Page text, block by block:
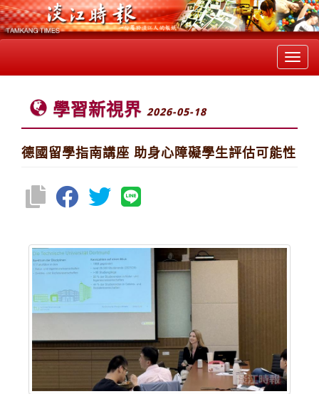
學習新視界 2026-05-18
德國留學指南講座 助身心障礙學生評估可能性